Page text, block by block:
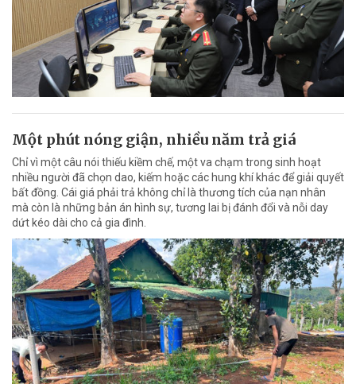
Một phút nóng giận, nhiều năm trả giá
Chỉ vì một câu nói thiếu kiềm chế, một va chạm trong sinh hoạt
nhiều người đã chọn dao, kiếm hoặc các hung khí khác để giải quyết
bất đồng. Cái giá phải trả không chỉ là thương tích của nạn nhân
mà còn là những bản án hình sự, tương lai bị đánh đổi và nỗi day
dứt kéo dài cho cả gia đình.